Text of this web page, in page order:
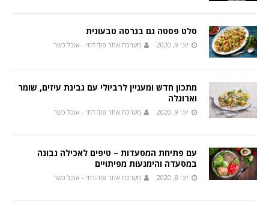
סלט פסטה גם בגרסה טבעונית
יוני 9, 2020 מערכת אתר פוד-דתי - אוכל כשר
מתכון חדש ומעניין לרביולי עם גבינת עיזים, שומר
וארוגלה
יוני 9, 2020 מערכת אתר פוד-דתי - אוכל כשר
עם פתיחת המסעדות – טיפים לאכילה נבונה
במסעדה והימנעות מפיתויים
יוני 8, 2020 מערכת אתר פוד-דתי - אוכל כשר